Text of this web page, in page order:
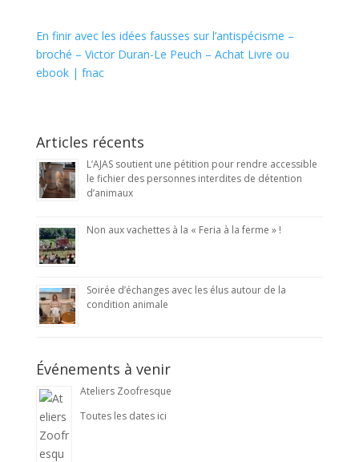
En finir avec les idées fausses sur l’antispécisme –
broché – Victor Duran-Le Peuch – Achat Livre ou
ebook | fnac
Articles récents
L’AJAS soutient une pétition pour rendre accessible
le fichier des personnes interdites de détention
d’animaux
Non aux vachettes à la « Feria à la ferme » !
Soirée d’échanges avec les élus autour de la
condition animale
Événements à venir
Ateliers Zoofresque
Toutes les dates ici